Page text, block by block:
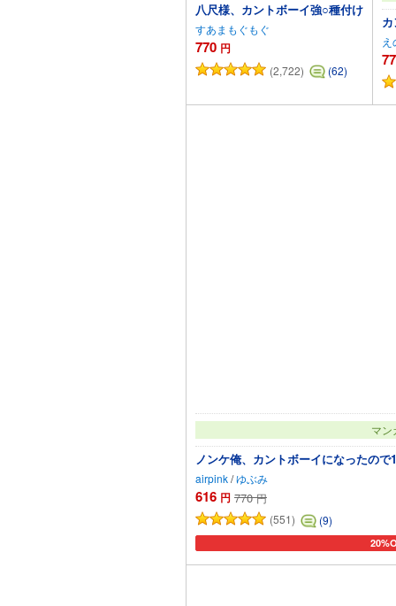
八尺様、カントボーイ強○種付け
すあまもぐもぐ
770 円
(2,722)
(62)
マン
ノンケ俺、カントボーイになったの
airpink/ゆぶみ
616 円 770 円
(551)
(9)
カー